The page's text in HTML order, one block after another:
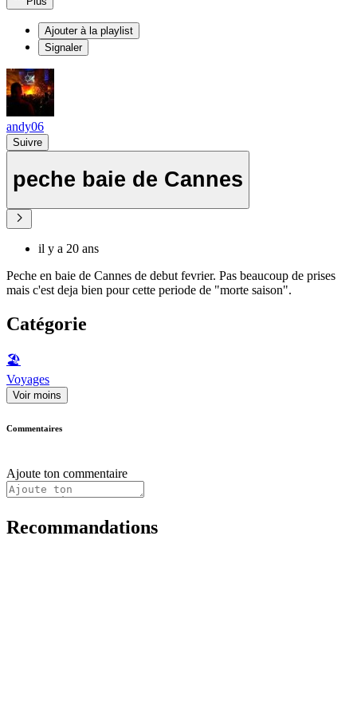
Ajouter à la playlist
Signaler
andy06
Suivre
peche baie de Cannes
il y a 20 ans
Peche en baie de Cannes de debut fevrier. Pas beaucoup de prises
mais c'est deja bien pour cette periode de "morte saison".
Catégorie
🏖
Voyages
Voir moins
Commentaires
Ajoute ton commentaire
Recommandations